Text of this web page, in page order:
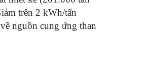
trên 2 kWh/tấn
nguồn cung ứng than